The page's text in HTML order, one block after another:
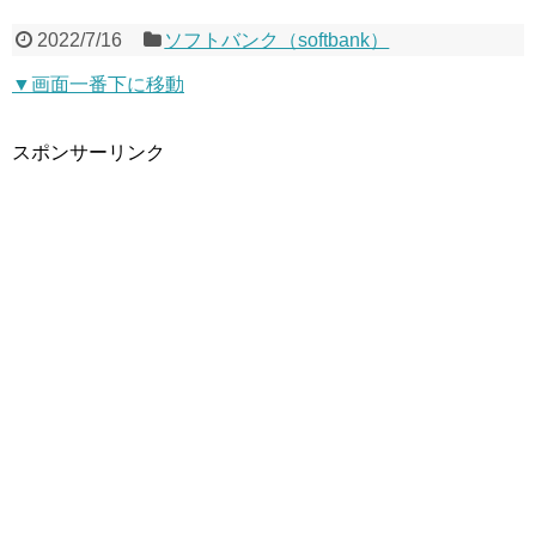
2022/7/16 ソフトバンク（softbank）
▼画面一番下に移動
スポンサーリンク